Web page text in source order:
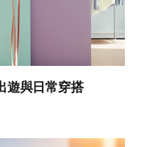
遊與日常穿搭